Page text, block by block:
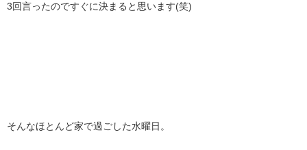
3回言ったのですぐに決まると思います(笑)
そんなほとんど家で過ごした水曜日。